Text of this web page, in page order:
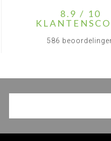
8.9 / 10
586